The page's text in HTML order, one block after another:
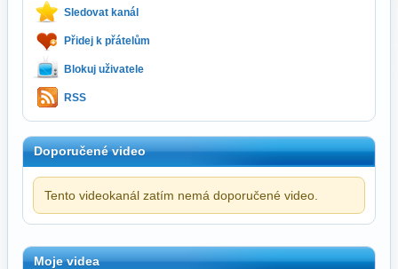
Sledovat kanál
Přidej k přátelům
Blokuj uživatele
RSS
Doporučené video
Tento videokanál zatím nemá doporučené video.
Moje videa